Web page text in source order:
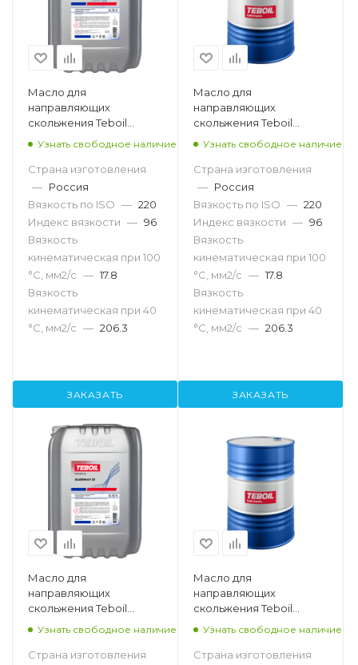
Масло для
направляющих
скольжения Teboil
Slideway 220, 20л
Узнать свободное наличие
Страна изготовления
— Россия
Вязкость по ISO — 220
Индекс вязкости — 96
Вязкость
кинематическая при 100
°С, мм2/с — 17.8
Вязкость
кинематическая при 40
°С, мм2/с — 206.3
ЗАКАЗАТЬ
Масло для
направляющих
скольжения Teboil
Slideway 220, 216.5л
Узнать свободное наличие
Страна изготовления
— Россия
Вязкость по ISO — 220
Индекс вязкости — 96
Вязкость
кинематическая при 100
°С, мм2/с — 17.8
Вязкость
кинематическая при 40
°С, мм2/с — 206.3
ЗАКАЗАТЬ
Масло для
направляющих
скольжения Teboil
Slideway 32, 20л
Узнать свободное наличие
Страна изготовления
Масло для
направляющих
скольжения Teboil
Slideway 32, 216.5л
Узнать свободное наличие
Страна изготовления